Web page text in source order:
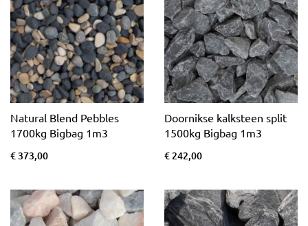
Natural Blend Pebbles
1700kg Bigbag 1m3
€ 373,00
Doornikse kalksteen split
1500kg Bigbag 1m3
€ 242,00